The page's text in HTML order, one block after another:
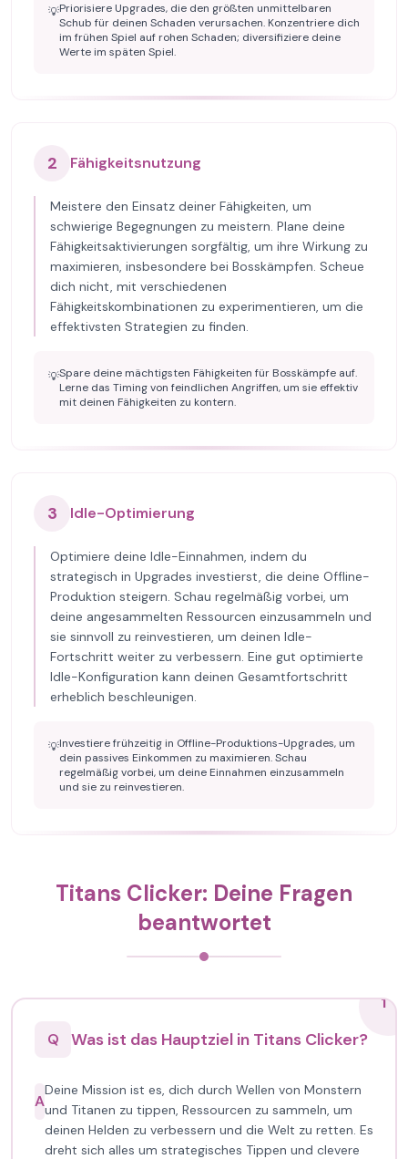
💡Priorisiere Upgrades, die den größten unmittelbaren
Schub für deinen Schaden verursachen. Konzentriere dich
im frühen Spiel auf rohen Schaden; diversifiziere deine
Werte im späten Spiel.
2 Fähigkeitsnutzung
Meistere den Einsatz deiner Fähigkeiten, um
schwierige Begegnungen zu meistern. Plane deine
Fähigkeitsaktivierungen sorgfältig, um ihre Wirkung zu
maximieren, insbesondere bei Bosskämpfen. Scheue
dich nicht, mit verschiedenen
Fähigkeitskombinationen zu experimentieren, um die
effektivsten Strategien zu finden.
💡Spare deine mächtigsten Fähigkeiten für Bosskämpfe auf.
Lerne das Timing von feindlichen Angriffen, um sie effektiv
mit deinen Fähigkeiten zu kontern.
3 Idle-Optimierung
Optimiere deine Idle-Einnahmen, indem du
strategisch in Upgrades investierst, die deine Offline-
Produktion steigern. Schau regelmäßig vorbei, um
deine angesammelten Ressourcen einzusammeln und
sie sinnvoll zu reinvestieren, um deinen Idle-
Fortschritt weiter zu verbessern. Eine gut optimierte
Idle-Konfiguration kann deinen Gesamtfortschritt
erheblich beschleunigen.
💡Investiere frühzeitig in Offline-Produktions-Upgrades, um
dein passives Einkommen zu maximieren. Schau
regelmäßig vorbei, um deine Einnahmen einzusammeln
und sie zu reinvestieren.
Titans Clicker: Deine Fragen
beantwortet
1
Q
Was ist das Hauptziel in Titans Clicker?
A
Deine Mission ist es, dich durch Wellen von Monstern
und Titanen zu tippen, Ressourcen zu sammeln, um
deinen Helden zu verbessern und die Welt zu retten. Es
dreht sich alles um strategisches Tippen und clevere